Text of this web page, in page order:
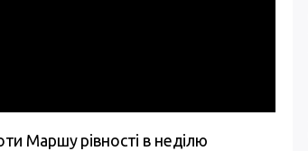
Маршу рівності в неділю